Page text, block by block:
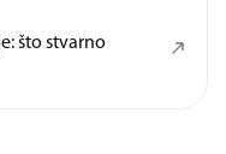
što stvarno